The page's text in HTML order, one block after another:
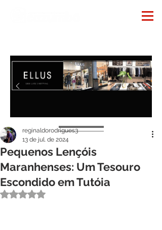
Pequenos Lençóis
Maranhenses: Um Tesouro
Escondido em Tutóia
reginaldorodrigues3
13 de jul. de 2024
Avaliado com NaN de 5 estrelas.